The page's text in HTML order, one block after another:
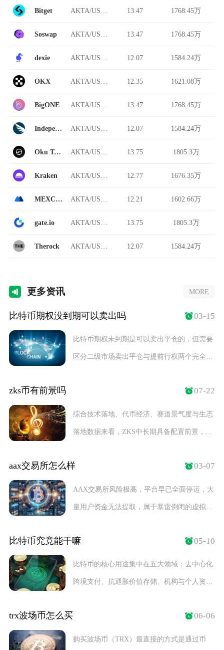
Bitget 13.47 1768.45万
Soswap 13.47 1768.45万
dexie 12.07 1584.24万
OKX 12.35 1621.08万
BigONE 13.47 1768.45万
Independent Reserve 12.07 1584.24万
Oku Trade 13.75 1805.3万
Kraken 12.77 1676.35万
MEXC Global 12.21 1602.66万
gate.io 13.75 1805.3万
Therock 12.07 1584.24万
更多资讯 MORE
比特币期权没到期可以卖出吗 03-15
比特币期权未到期是可以卖出平仓的，但需要
区分二级市场卖出平仓与提前行权两个完全不
zks币有前景吗 07-22
综合技术落地、代币经济、赛道景气度与生态
落地数据来看，ZKS中长期具备配置前景，但
aax交易所怎么样 03-07
AAX交易所风险极高，平台早已全面停运，大
量用户资金无法提取，属于暴雷倒闭的虚拟资
比特币究竟能干嘛 05-10
比特币的核心用途集中在五大领域：去中心化
跨境支付、抗通胀价值存储、机构与个人资产
trx波场币怎么买 06-06
购买波场币（TRX）最直接的方式是通过币